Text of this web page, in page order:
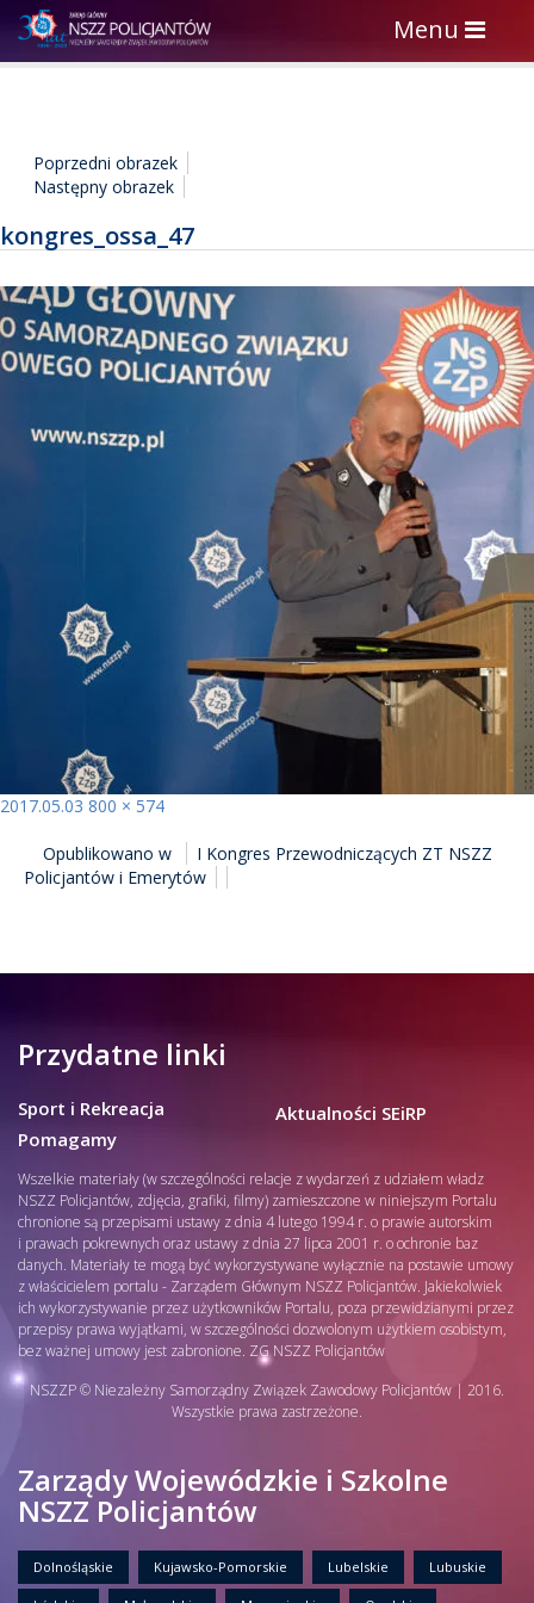
Toggle
navigation
Menu
Poprzedni obrazek
Następny obrazek
kongres_ossa_47
Opublikowano
2017.05.03 Pełny
800 × 574
WPISUOpublikowano w
I Kongres Przewodniczących ZT NSZZ
Policjantów i Emerytów
Przydatne linki
Sport i Rekreacja
Pomagamy
Aktualności SEiRP
Wszelkie materiały (w szczególności relacje z wydarzeń z udziałem władz
NSZZ Policjantów, zdjęcia, grafiki, filmy) zamieszczone w niniejszym Portalu
chronione są przepisami ustawy z dnia 4 lutego 1994 r. o prawie autorskim
i prawach pokrewnych oraz ustawy z dnia 27 lipca 2001 r. o ochronie baz
danych. Materiały te mogą być wykorzystywane wyłącznie na postawie umowy
z właścicielem portalu - Zarządem Głównym NSZZ Policjantów. Jakiekolwiek
ich wykorzystywanie przez użytkowników Portalu, poza przewidzianymi przez
przepisy prawa wyjątkami, w szczególności dozwolonym użytkiem osobistym,
bez ważnej umowy jest zabronione. ZG NSZZ Policjantów
NSZZP © Niezależny Samorządny Związek Zawodowy Policjantów | 2016.
Wszystkie prawa zastrzeżone.
Zarządy Wojewódzkie i Szkolne
NSZZ Policjantów
Dolnośląskie Kujawsko-Pomorskie Lubelskie Lubuskie